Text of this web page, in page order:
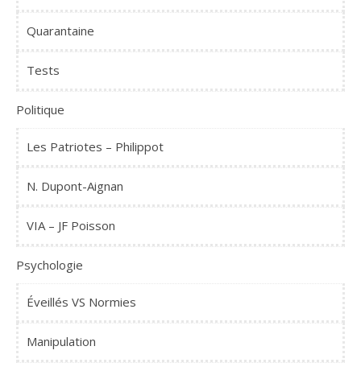
Quarantaine
Tests
Politique
Les Patriotes – Philippot
N. Dupont-Aignan
VIA – JF Poisson
Psychologie
Éveillés VS Normies
Manipulation